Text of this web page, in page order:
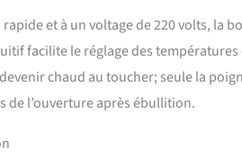
et à un voltage de 220 volts,
facilite le réglage des
chaud au toucher; seule la
de l’ouverture après ébullition.